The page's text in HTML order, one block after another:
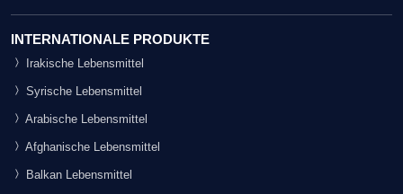
INTERNATIONALE PRODUKTE
Irakische Lebensmittel
Syrische Lebensmittel
Arabische Lebensmittel
Afghanische Lebensmittel
Balkan Lebensmittel